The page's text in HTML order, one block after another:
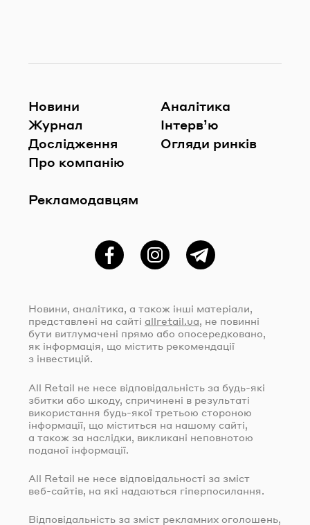
Новини
Журнал
Дослідження
Про компанію
Рекламодавцям
Аналітика
Інтерв’ю
Огляди ринків
ФейсбукInstagramTelegram
Новини, аналітика, а також інші матеріали,
представлені на сайті allretail.ua, не повинні
бути витлумачені прямо або опосередковано,
як інформація, що містить рекомендації
з інвестицій.
All Retail не несе відповідальність за будь-які
збитки або шкоду, спричинені в результаті
використання будь-якої третьою стороною
інформації, що міститься на нашому сайті,
а також за наслідки, викликані неповнотою
поданої інформації.
All Retail не несе відповідальності за зміст
веб-сайтів, на які надаються гіперпосилання.
Відповідальність за зміст рекламних оголошень,